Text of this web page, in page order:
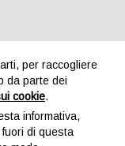
per raccogliere
da parte dei
cookie.
informativa,
di questa